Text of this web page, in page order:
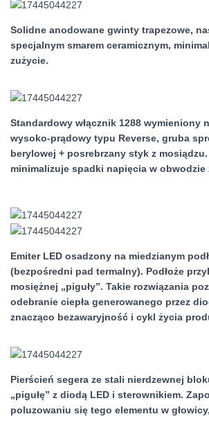
Solidne anodowane gwinty trapezowe,
specjalnym smarem ceramicznym,
zużycie.
Standardowy włącznik 1288 wymieniony
wysoko-prądowy typu Reverse, gruba
berylowej + posrebrzany styk z
minimalizuje spadki napięcia w obwodzie
Emiter LED osadzony na miedzianym
(bezpośredni pad termalny). Podłoże
mosiężnej „piguły”. Takie rozwiązania
odebranie ciepła generowanego przez
znacząco bezawaryjność i cykl życia
Pierścień segera ze stali nierdzewnej
„pigułę” z diodą LED i sterownikiem.
poluzowaniu się tego elementu w